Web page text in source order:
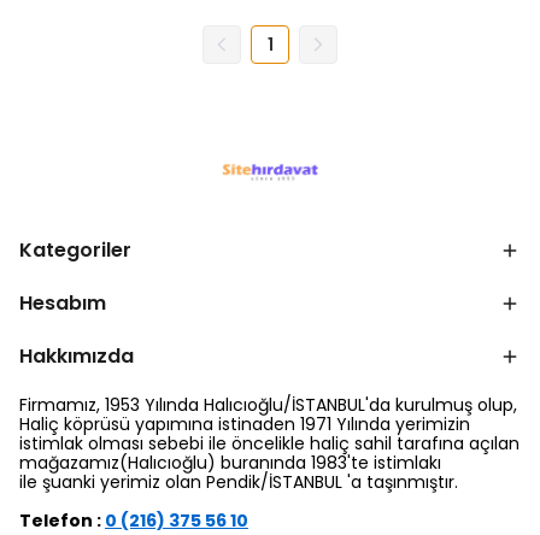
1
Kategoriler
Hesabım
Hakkımızda
Firmamız, 1953 Yılında Halıcıoğlu/İSTANBUL'da kurulmuş olup,
Haliç köprüsü yapımına istinaden 1971 Yılında yerimizin
istimlak olması sebebi ile öncelikle haliç sahil tarafına açılan
mağazamız(Halıcıoğlu) buranında 1983'te istimlakı
ile şuanki yerimiz olan Pendik/İSTANBUL 'a taşınmıştır.
Telefon : 0 (216) 375 56 10